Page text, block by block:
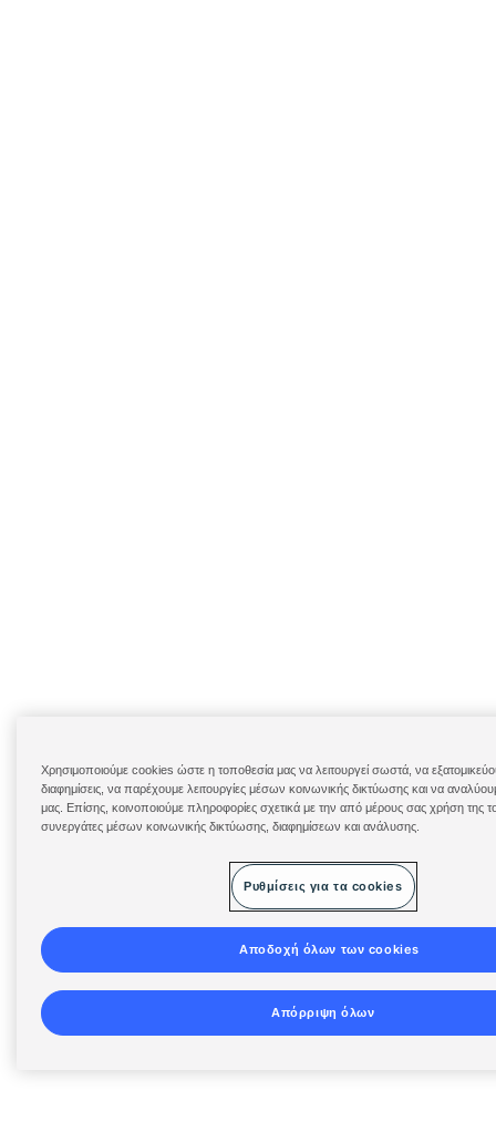
Χρησιμοποιούμε cookies ώστε η τοποθεσία μας να λειτουργεί σωστά, να
διαφημίσεις, να παρέχουμε λειτουργίες μέσων κοινωνικής δικτύωσης και να
μας. Επίσης, κοινοποιούμε πληροφορίες σχετικά με την από μέρους σας χρήση της
συνεργάτες μέσων κοινωνικής δικτύωσης, διαφημίσεων και ανάλυσης.
Ρυθμίσεις για τα cookies
Απόρριψη όλων
Αποδοχή όλων των cookies